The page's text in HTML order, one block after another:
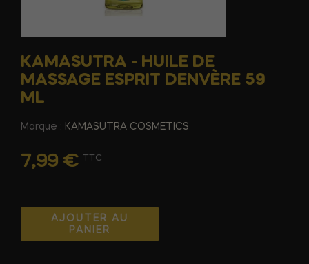
KAMASUTRA - HUILE DE
MASSAGE ESPRIT DENVÈRE 59
ML
Marque : KAMASUTRA COSMETICS
7,99 € TTC
AJOUTER AU
PANIER